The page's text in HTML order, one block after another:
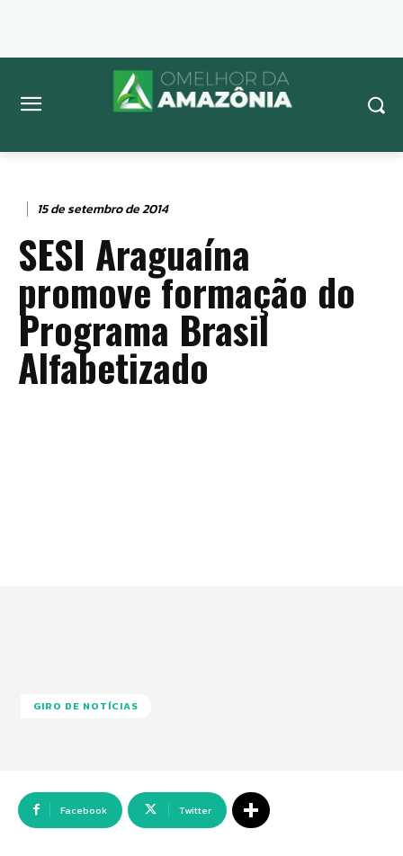
15 de setembro de 2014
SESI Araguaína
promove formação do
Programa Brasil
Alfabetizado
GIRO DE NOTÍCIAS
Facebook Twitter